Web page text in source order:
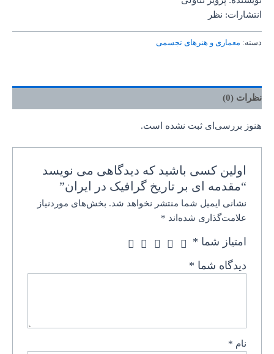
انتشارات: نظر
دسته: معماری و هنرهای تجسمی
نظرات (0)
هنوز بررسی‌ای ثبت نشده است.
اولین کسی باشید که دیدگاهی می نویسد
“مقدمه ای بر تاریخ گرافیک در ایران”
نشانی ایمیل شما منتشر نخواهد شد. بخش‌های موردنیاز
علامت‌گذاری شده‌اند *
امتیاز شما *
دیدگاه شما *
نام *